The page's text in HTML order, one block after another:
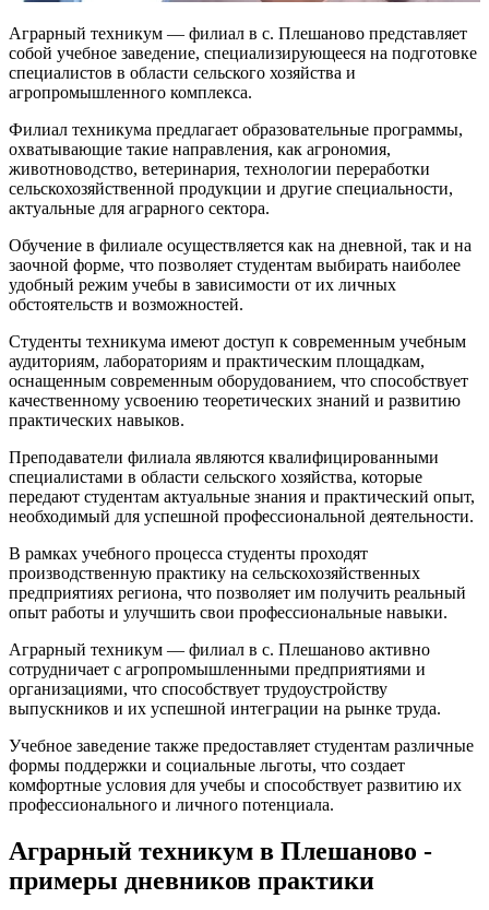
Аграрный техникум — филиал в с. Плешаново представляет
собой учебное заведение, специализирующееся на подготовке
специалистов в области сельского хозяйства и
агропромышленного комплекса.
Филиал техникума предлагает образовательные программы,
охватывающие такие направления, как агрономия,
животноводство, ветеринария, технологии переработки
сельскохозяйственной продукции и другие специальности,
актуальные для аграрного сектора.
Обучение в филиале осуществляется как на дневной, так и на
заочной форме, что позволяет студентам выбирать наиболее
удобный режим учебы в зависимости от их личных
обстоятельств и возможностей.
Студенты техникума имеют доступ к современным учебным
аудиториям, лабораториям и практическим площадкам,
оснащенным современным оборудованием, что способствует
качественному усвоению теоретических знаний и развитию
практических навыков.
Преподаватели филиала являются квалифицированными
специалистами в области сельского хозяйства, которые
передают студентам актуальные знания и практический опыт,
необходимый для успешной профессиональной деятельности.
В рамках учебного процесса студенты проходят
производственную практику на сельскохозяйственных
предприятиях региона, что позволяет им получить реальный
опыт работы и улучшить свои профессиональные навыки.
Аграрный техникум — филиал в с. Плешаново активно
сотрудничает с агропромышленными предприятиями и
организациями, что способствует трудоустройству
выпускников и их успешной интеграции на рынке труда.
Учебное заведение также предоставляет студентам различные
формы поддержки и социальные льготы, что создает
комфортные условия для учебы и способствует развитию их
профессионального и личного потенциала.
Аграрный техникум в Плешаново -
примеры дневников практики